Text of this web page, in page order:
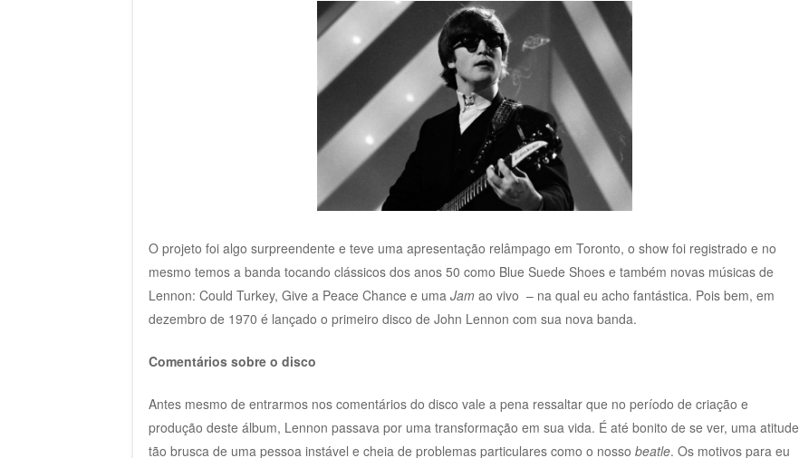
O projeto foi algo surpreendente e teve uma apresentação relâmpago em Toronto, o show foi registrado e no
mesmo temos a banda tocando clássicos dos anos 50 como Blue Suede Shoes e também novas músicas de
Lennon: Could Turkey, Give a Peace Chance e uma Jam ao vivo – na qual eu acho fantástica. Pois bem, em
dezembro de 1970 é lançado o primeiro disco de John Lennon com sua nova banda.
Comentários sobre o disco
Antes mesmo de entrarmos nos comentários do disco vale a pena ressaltar que no período de criação e
produção deste álbum, Lennon passava por uma transformação em sua vida. É até bonito de se ver, uma atitude
tão brusca de uma pessoa instável e cheia de problemas particulares como o nosso beatle. Os motivos para eu